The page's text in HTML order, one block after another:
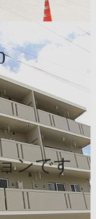
ンです